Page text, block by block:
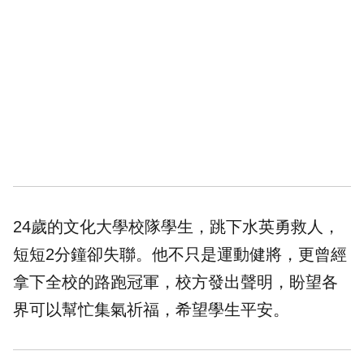
24歲的文化大學校隊學生，跳下水英勇救人，
短短2分鐘卻失聯。他不只是運動健將，更曾經
拿下全校的路跑冠軍，校方發出聲明，盼望各
界可以幫忙集氣祈福，希望學生平安。